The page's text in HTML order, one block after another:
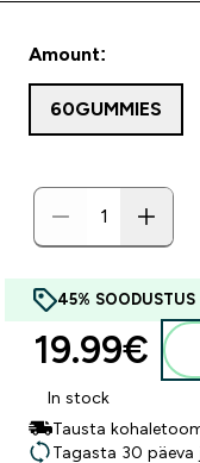
Amount:
60GUMMIES
45% SOODUSTUS
19.99€‎
In stock
Tausta
Tagasta 30